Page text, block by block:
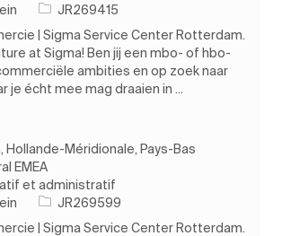
ID de l’emploi
JR269415
| Sigma Service Center Rotterdam.
at Sigma! Ben jij een mbo- of hbo-
ambities en op zoek naar
je écht mee mag draaien in ...
Hollande-Méridionale, Pays-Bas
EMEA
et administratif
ID de l’emploi
JR269599
| Sigma Service Center Rotterdam.